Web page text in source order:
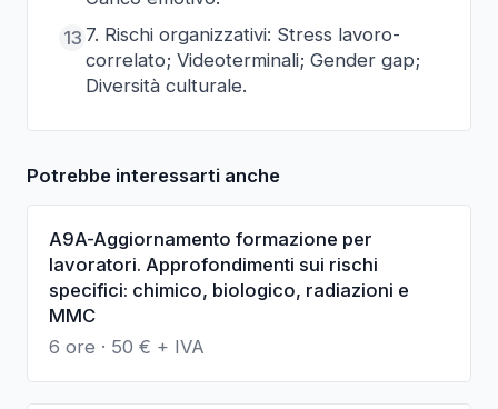
13 7. Rischi organizzativi: Stress lavoro-
correlato; Videoterminali; Gender gap;
Diversità culturale.
Potrebbe interessarti anche
A9A-Aggiornamento formazione per
lavoratori. Approfondimenti sui rischi
specifici: chimico, biologico, radiazioni e
MMC
6 ore · 50 € + IVA